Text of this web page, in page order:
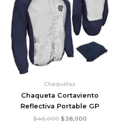
Chaquetas
Chaqueta Cortaviento
Reflectiva Portable GP
$46,000
$46,000.
$38,000
$38,000.